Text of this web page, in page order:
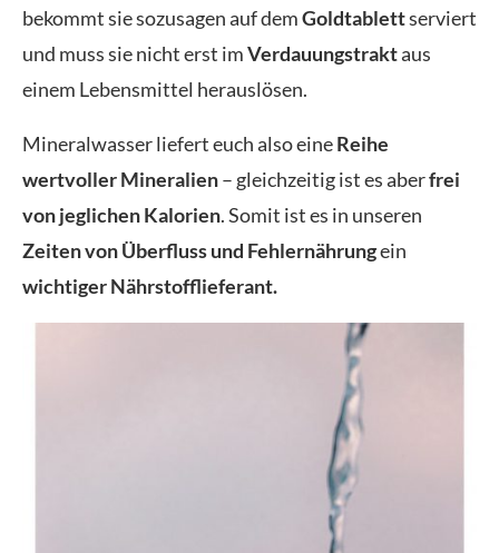
bekommt sie sozusagen auf demGoldtablettserviert
und muss sie nicht erst imVerdauungstraktaus
einem Lebensmittel herauslösen.
Mineralwasser liefert euch also eineReihe
wertvoller Mineralien– gleichzeitig ist es aberfrei
von jeglichen Kalorien. Somit ist es in unseren
Zeiten von Überfluss und Fehlernährungein
wichtiger Nährstofflieferant.